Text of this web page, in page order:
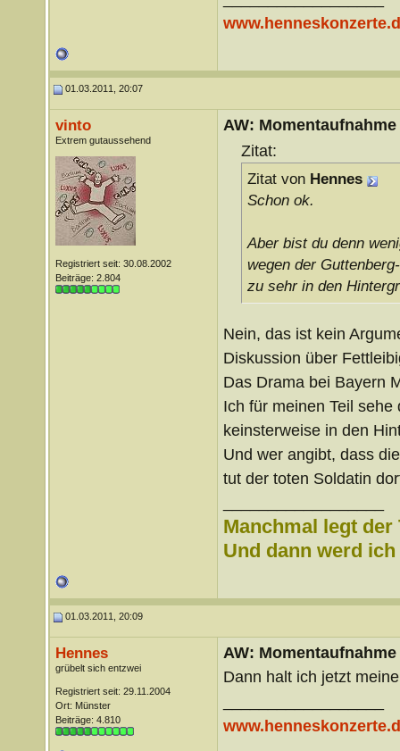
01.03.2011, 20:07
vinto
Extrem gutaussehend
Registriert seit: 30.08.2002
Beiträge: 2.804
AW: Momentaufnahme
Zitat:
Zitat von Hennes
Schon ok.
Aber bist du denn
wegen der
zu sehr in den
Nein, das ist kein
Diskussion über
Das Drama bei Bayern
Ich für meinen Teil
keinsterweise in den
Und wer angibt, dass
tut der toten Soldatin
Manchmal legt
Und dann werd
01.03.2011, 20:09
Hennes
grübelt sich entzwei
Registriert seit: 29.11.2004
Ort: Münster
Beiträge: 4.810
AW: Momentaufnahme
Dann halt ich jetzt